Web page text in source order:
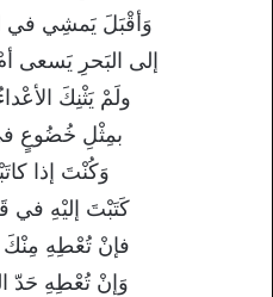
وَأقْبَلَ يَمشِي في
إلى البَحرِ يَسعى
ولَمْ يَثْنِكَ
بمِثْلِ خُضُوعٍ
وَكُنْتَ إذا
كَتَبْتَ إليْهِ في
فإنْ تُعْطِهِ مِنْكَ
وَإنْ تُعْطِهِ حَدّ